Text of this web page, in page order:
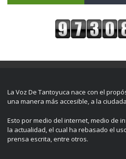
La Voz De Tantoyuca nace con el
una manera más accesible, a la
Esto por medio del internet, medio de
la actualidad, el cual ha rebasado el
prensa escrita, entre otros.